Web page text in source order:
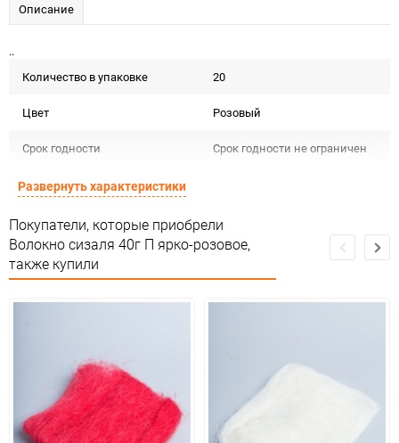
Описание
..
Количество в упаковке
20
Цвет Розовый
Срок годности Срок годности не ограничен
Страна изготовителя
Предназначение товара Для декора
Сертификация Не подлежит сертификации
Количество в коробке
Единица измерения
Развернуть характеристики
Покупатели, которые приобрели
Волокно сизаля 40г П ярко-розовое,
также купили